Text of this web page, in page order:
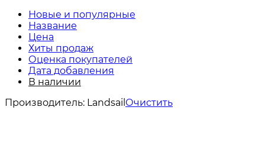
Новые и популярные
Название
Цена
Хиты продаж
Оценка покупателей
Дата добавления
В наличии
Производитель: Landsail Очистить